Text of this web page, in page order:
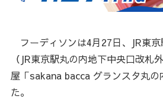
フーディソンは4月27日、JR東
（JR東京駅丸の内地下中央口改札
屋「sakana bacca グランスタ丸の
た。